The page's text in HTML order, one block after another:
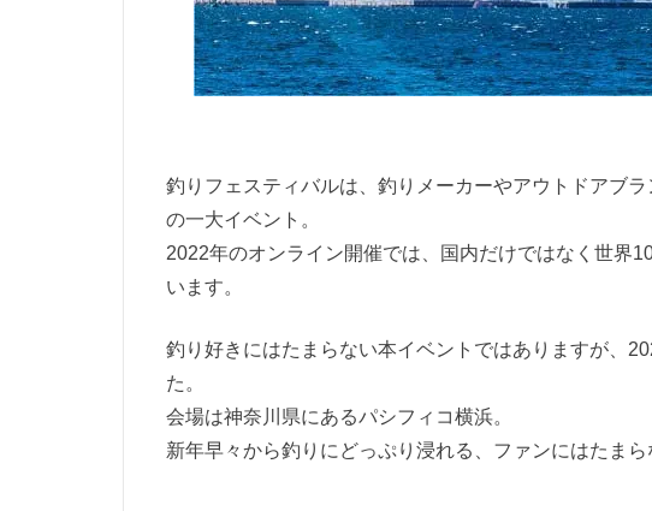
釣りフェスティバルは、釣りメーカーやアウトドアブ
の一大イベント。
2022年のオンライン開催では、国内だけではなく世界
います。
釣り好きにはたまらない本イベントではありますが、
た。
会場は神奈川県にあるパシフィコ横浜。
新年早々から釣りにどっぷり浸れる、ファンにはたまら